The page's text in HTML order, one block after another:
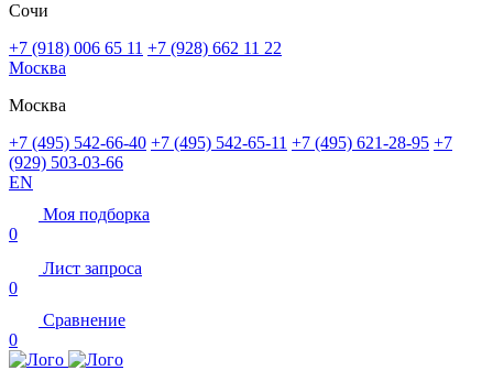
Сочи
+7 (918) 006 65 11 +7 (928) 662 11 22
Москва
Москва
+7 (495) 542-66-40 +7 (495) 542-65-11 +7 (495) 621-28-95 +7
(929) 503-03-66
EN
Моя подборка
0
Лист запроса
0
Сравнение
0